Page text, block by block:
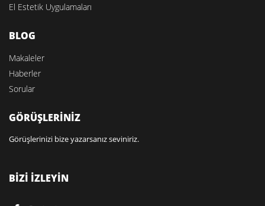
El Estetik Uygulamaları
BLOG
Makaleler
Haberler
Sorular
GÖRÜŞLERİNİZ
Görüşlerinizi bize yazarsanız seviniriz.
BİZİ İZLEYİN